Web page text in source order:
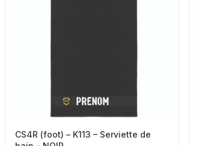
CS4R (foot) – K113 – Serviette de